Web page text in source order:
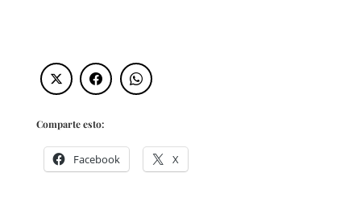
Comparte esto:
Facebook X